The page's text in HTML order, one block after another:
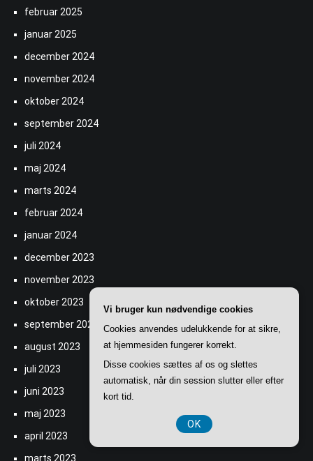
februar 2025
januar 2025
december 2024
november 2024
oktober 2024
september 2024
juli 2024
maj 2024
marts 2024
februar 2024
januar 2024
december 2023
november 2023
oktober 2023
september 2023
august 2023
juli 2023
juni 2023
maj 2023
april 2023
marts 2023
Vi bruger kun nødvendige cookies
Cookies anvendes udelukkende for at sikre,
at hjemmesiden fungerer korrekt.
Disse cookies sættes af os og slettes
automatisk, når din session slutter eller efter
kort tid.
OK